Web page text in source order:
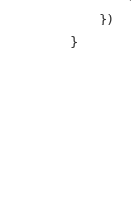
})
}